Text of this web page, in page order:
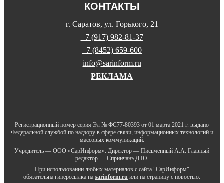
КОНТАКТЫ
г. Саратов, ул. Горького, 21
+7 (917) 982-81-37
+7 (8452) 659-600
info@sarinform.ru
РЕКЛАМА
Регистрационный номер серия Эл № ФС77-80393 от 01 марта 2021 г. выдано
Федеральной службой по надзору в сфере связи, информационных технологий и
массовых коммуникаций.
Учредитель — ООО «СарИнформ». Директор — Письменный А.А. Главный
редактор — Спринчанэ Д.Ю.
При использовании любых материалов с сайта "СарИнформ"
обязательна гиперссылка на sarinform.ru или на страницу с новостью.